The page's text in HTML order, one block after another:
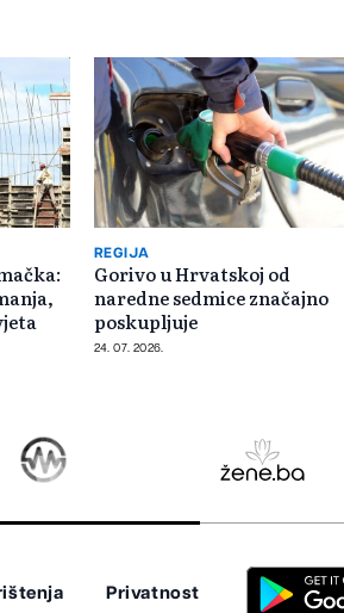
REGIJA
Gorivo u Hrvatskoj od
naredne sedmice značajno
poskupljuje
24. 07. 2026.
Privatnost